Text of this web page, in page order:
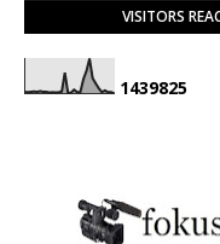
VISITORS
1439825